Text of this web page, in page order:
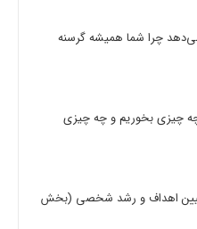
می‌دهد چرا شما همیشه گرسنه
چیزی بخوریم و چه چیزی
اهداف و رشد شخصی (بخش